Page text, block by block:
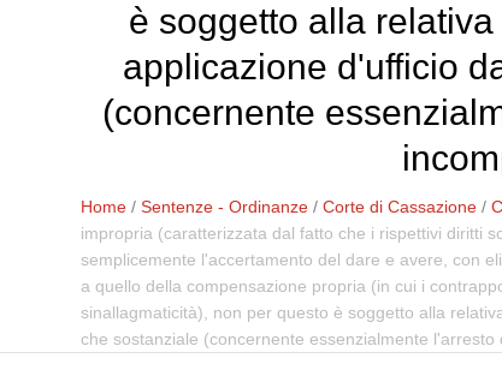
è soggetto alla
applicazione d'ufficio
(concernente
Home /Sentenze - Ordinanze /Corte di Cassazione /
impropria (caratterizzata dal fatto che i rispettivi diritti
semplicemente l'accertamento del dare e avere, con
a quello della compensazione propria (in cui i
sinallagmaticità), non per questo è soggetto alla
che sostanziale (concernente essenzialmente